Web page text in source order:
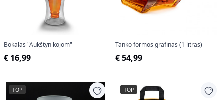
Bokalas "Aukštyn kojom"
€ 16,99
Tanko formos grafinas (1 litras)
€ 54,99
TOP TOP